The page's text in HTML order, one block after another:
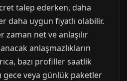
talep ederken, daha
daha uygun fiyatlı olabilir.
net ve anlaşılır
anlaşmazlıkların
bazı profiller saatlik
gece veya günlük paketler